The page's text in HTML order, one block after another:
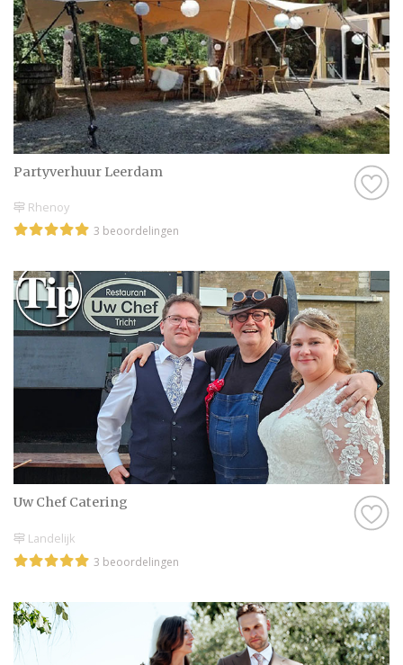
Partyverhuur Leerdam
Rhenoy
3 beoordelingen
Uw Chef Catering
Landelijk
3 beoordelingen